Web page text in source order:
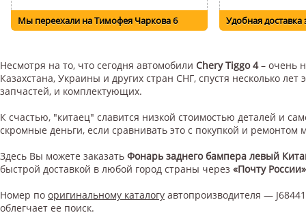
Мы переехали на Тимофея Чаркова 6 Удобная доставка
Несмотря на то, что сегодня автомобили Chery Tiggo 4– очень
Казахстана, Украины и других стран СНГ, спустя несколько
запчастей, и комплектующих.
К счастью, "китаец" славится низкой стоимостью деталей и
скромные деньги, если сравнивать это с покупкой и
Здесь Вы можете заказать Фонарь заднего бампера левый
быстрой доставкой в любой город страны через «Почту России»
Номер по оригинальному каталогу автопроизводителя —
облегчает ее поиск.